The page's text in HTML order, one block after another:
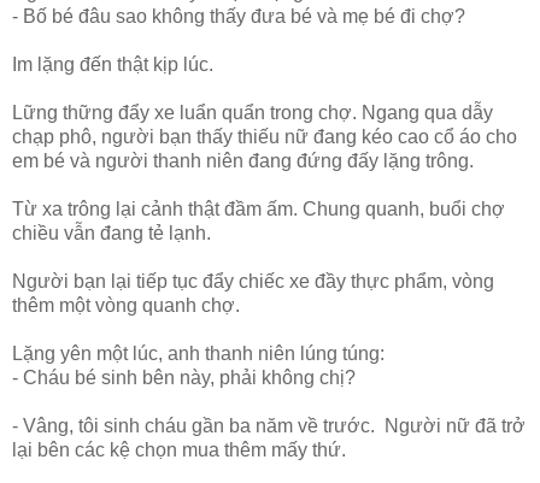
- Bố bé đâu sao không thấy đưa bé và mẹ bé đi chợ?
Im lặng đến thật kịp lúc.
Lững thững đẩy xe luẩn quẩn trong chợ. Ngang qua dẫy
chạp phô, người bạn thấy thiếu nữ đang kéo cao cổ áo cho
em bé và người thanh niên đang đứng đấy lặng trông.
Từ xa trông lại cảnh thật đầm ấm. Chung quanh, buổi chợ
chiều vẫn đang tẻ lạnh.
Người bạn lại tiếp tục đẩy chiếc xe đầy thực phẩm, vòng
thêm một vòng quanh chợ.
Lặng yên một lúc, anh thanh niên lúng túng:
- Cháu bé sinh bên này, phải không chị?
- Vâng, tôi sinh cháu gần ba năm về trước. Người nữ đã trở
lại bên các kệ chọn mua thêm mấy thứ.